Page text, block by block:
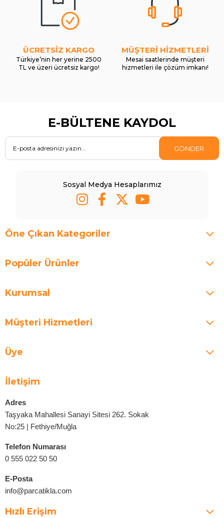
ÜCRETSİZ KARGO
Türkiye’nin her yerine 2500
TL ve üzeri ücretsiz kargo!
MÜŞTERİ HİZMETLERİ
Mesai saatlerinde müşteri
hizmetleri ile çözüm imkanı!
E-BÜLTENE KAYDOL
GÖNDER
Sosyal Medya Hesaplarımız
Öne Çıkan Kategoriler
Popüler Ürünler
Kurumsal
Müşteri Hizmetleri
Üye
İletişim
Adres
Taşyaka Mahallesi Sanayi Sitesi 262. Sokak
No:25 | Fethiye/Muğla
Telefon Numarası
0 555 022 50 50
E-Posta
info@parcatikla.com
Hızlı Erişim